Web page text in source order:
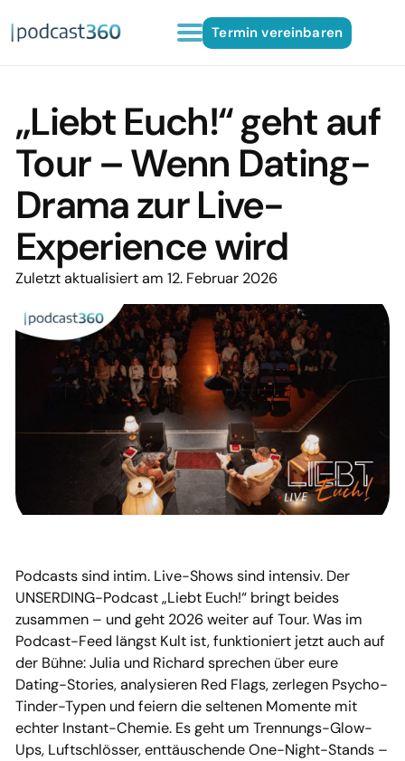
Termin vereinbaren
„Liebt Euch!“ geht auf
Tour – Wenn Dating-
Drama zur Live-
Experience wird
Zuletzt aktualisiert am 12. Februar 2026
Podcasts sind intim. Live-Shows sind intensiv. Der
UNSERDING-Podcast „Liebt Euch!“ bringt beides
zusammen – und geht 2026 weiter auf Tour. Was im
Podcast-Feed längst Kult ist, funktioniert jetzt auch auf
der Bühne: Julia und Richard sprechen über eure
Dating-Stories, analysieren Red Flags, zerlegen Psycho-
Tinder-Typen und feiern die seltenen Momente mit
echter Instant-Chemie. Es geht um Trennungs-Glow-
Ups, Luftschlösser, enttäuschende One-Night-Stands –